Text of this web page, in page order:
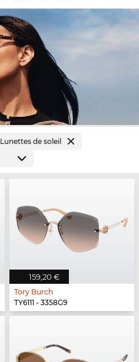
Lunettes de soleil
159,20 €
Tory Burch
TY6111 - 3358G9